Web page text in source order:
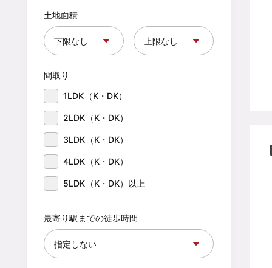
土地面積
間取り
1LDK（K・DK）
2LDK（K・DK）
3LDK（K・DK）
4LDK（K・DK）
5LDK（K・DK）以上
最寄り駅までの徒歩時間